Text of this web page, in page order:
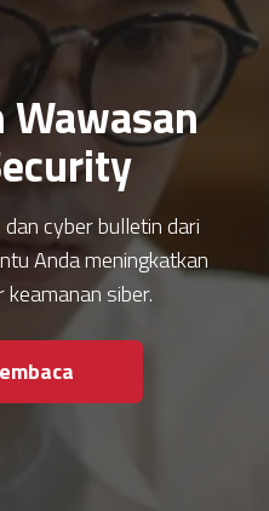
cyber bulletin dari
Anda meningkatkan
siber.